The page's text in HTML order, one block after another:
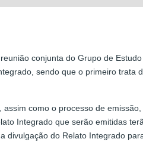
conjunta do Grupo de
sendo que o primeiro trata
como o processo de
Integrado que serão emitidas
divulgação do Relato Integrado